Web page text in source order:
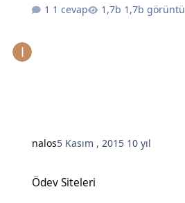
1 cevap
1,7b görüntü
nalos5 Kasım , 2015 10 yıl
Ödev Siteleri